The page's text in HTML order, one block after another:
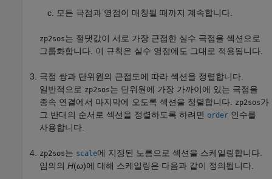
모든 극점과 영점이 매칭될 때까지 계속합니다.
zp2sos는 절댓값이 서로 가장 근접한 실수 극점을 섹션으로
그룹화합니다. 이 규칙은 실수 영점에도 그대로 적용됩니다.
극점 쌍과 단위원의 근접도에 따라 섹션을 정렬합니다.
일반적으로 zp2sos는 단위원에 가장 가까이에 있는 극점을
종속 연결에서 마지막에 오도록 섹션을 정렬합니다.
zp2sos가
그 반대의 순서로 섹션을 정렬하도록 하려면 order 인수를
사용합니다.
zp2sos는 scale에 지정된 노름으로 섹션을 스케일링합니다.
임의의 H(ω)에 대해 스케일링은 다음과 같이 정의됩니다.